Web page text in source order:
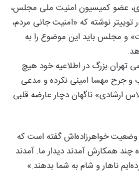
عضو کمیسیون امنیت ملی مجلس،
نوشته که «امنیت جانی مردم،
و مجلس باید این موضوع را به
تهران بزرگ در اطلاعیه خود هیچ
و جرح مهسا امینی نکرده و مدعی
ارشادی» ناگهان دچار عارضه قلبی
وضعیت خواهرزاده‌اش گفته است که
چند همکارش آمدند دیدار ما. آمدند
ناهار و شام به شما بدهند.»